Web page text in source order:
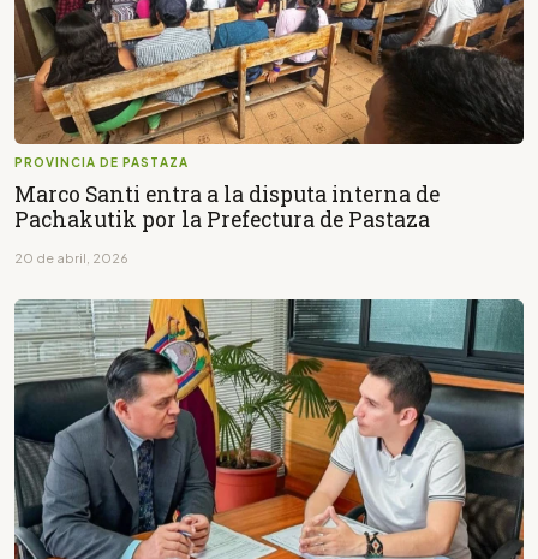
PROVINCIA DE PASTAZA
Marco Santi entra a la disputa interna de
Pachakutik por la Prefectura de Pastaza
20 de abril, 2026